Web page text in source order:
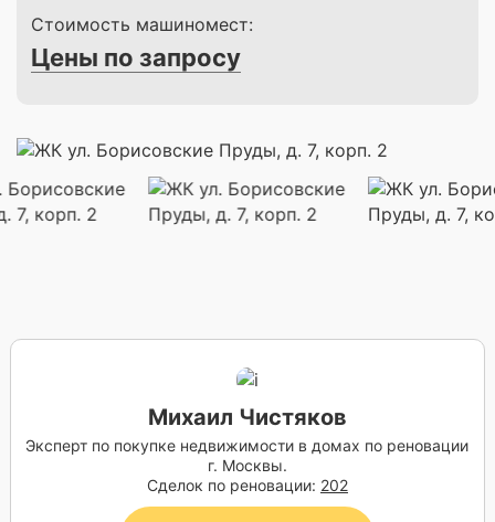
Стоимость машиномест:
Цены по запросу
Михаил Чистяков
Эксперт по покупке недвижимости в домах по реновации
г. Москвы.
Сделок по реновации: 202